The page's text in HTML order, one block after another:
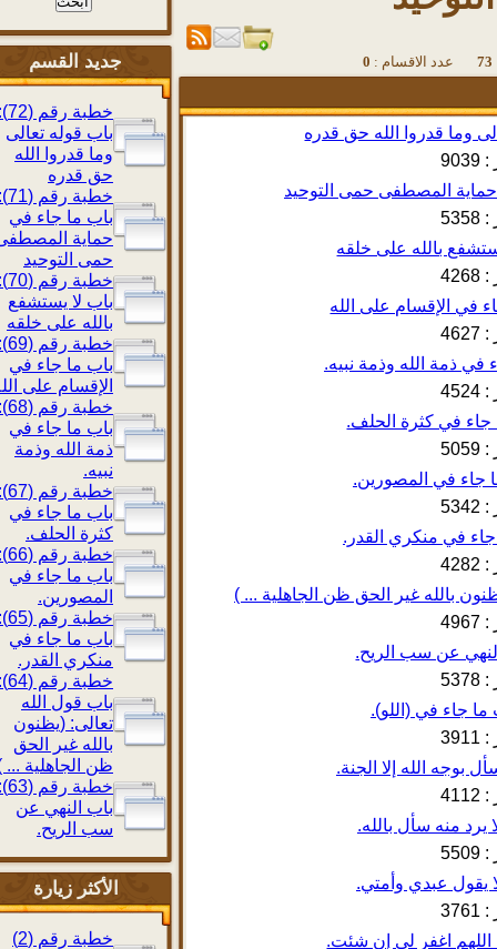
جديد القسم
خطبة رقم (72):
باب قوله تعالى
وما قدروا الله
حق قدره
خطبة رقم (71):
باب ما جاء في
حماية المصطفى
حمى التوحيد
خطبة رقم (70):
باب لا يستشفع
بالله على خلقه
خطبة رقم (69):
باب ما جاء في
الإقسام على الله
خطبة رقم (68):
باب ما جاء في
ذمة الله وذمة
نبيه.
خطبة رقم (67):
باب ما جاء في
كثرة الحلف.
خطبة رقم (66):
باب ما جاء في
المصورين.
خطبة رقم (65):
باب ما جاء في
منكري القدر.
خطبة رقم (64):
باب قول الله
تعالى: (يظنون
بالله غير الحق
ظن الجاهلية ... )
خطبة رقم (63):
باب النهي عن
سب الريح.
الأكثر زيارة
الاقسام :0